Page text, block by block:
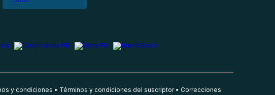
y condiciones Términos y condiciones del suscriptor Correcciones